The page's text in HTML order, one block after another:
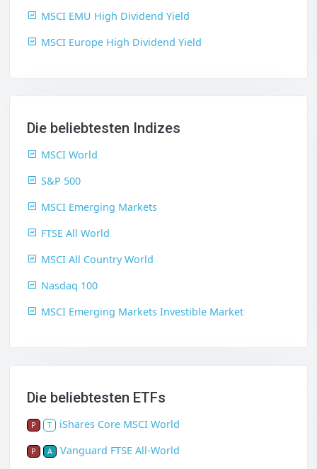
MSCI EMU High Dividend Yield
MSCI Europe High Dividend Yield
Die beliebtesten Indizes
MSCI World
S&P 500
MSCI Emerging Markets
FTSE All World
MSCI All Country World
Nasdaq 100
MSCI Emerging Markets Investible Market
Die beliebtesten ETFs
P T iShares Core MSCI World
P A Vanguard FTSE All-World